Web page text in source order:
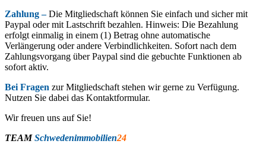
Zahlung –Die Mitgliedschaft können Sie einfach und sicher mit
Paypal oder mit Lastschrift bezahlen. Hinweis: Die Bezahlung
erfolgt einmalig in einem (1) Betrag ohne automatische
Verlängerung oder andere Verbindlichkeiten. Sofort nach dem
Zahlungsvorgang über Paypal sind die gebuchte Funktionen ab
sofort aktiv.
Bei Fragen zur Mitgliedschaft stehen wir gerne zu Verfügung.
Nutzen Sie dabei das Kontaktformular.
Wir freuen uns auf Sie!
TEAMSchwedenimmobilien24